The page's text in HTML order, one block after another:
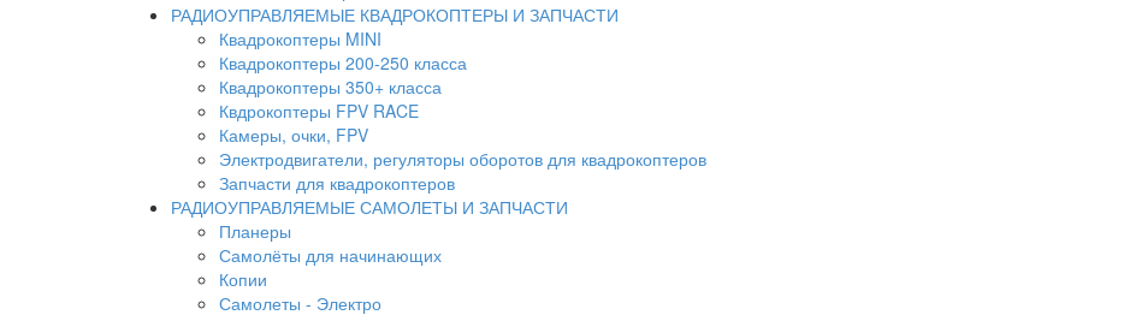
РАДИОУПРАВЛЯЕМЫЕ КВАДРОКОПТЕРЫ И ЗАПЧАСТИ
Квадрокоптеры MINI
Квадрокоптеры 200-250 класса
Квадрокоптеры 350+ класса
Квдрокоптеры FPV RACE
Камеры, очки, FPV
Электродвигатели, регуляторы оборотов для квадрокоптеров
Запчасти для квадрокоптеров
РАДИОУПРАВЛЯЕМЫЕ САМОЛЕТЫ И ЗАПЧАСТИ
Планеры
Самолёты для начинающих
Копии
Самолеты - Электро